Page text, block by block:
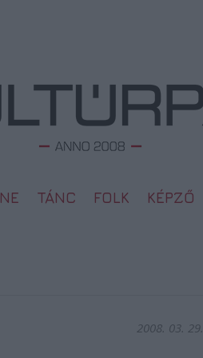
TÁNC FOLK KÉPZŐ
2008. 03. 29.